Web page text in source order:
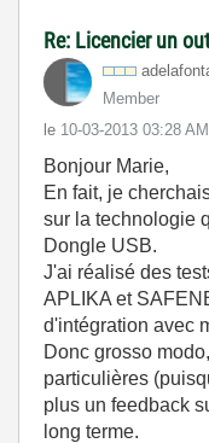
Re: Licencier un
Member
le ‎10-03-2013 03:28 AM
Bonjour Marie,
En fait, je
sur la technologie
Dongle USB.
J'ai réalisé des
APLIKA et
d'intégration avec
Donc grosso
particulières
plus un feedback
long terme.